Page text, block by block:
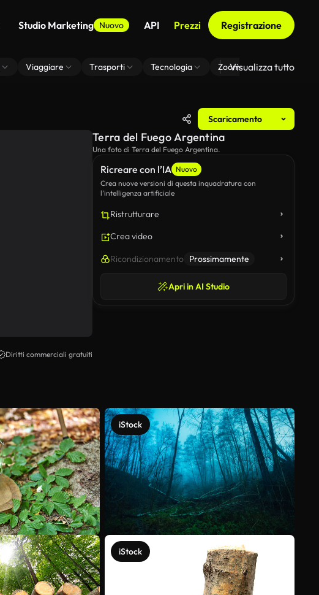
Studio Marketing Nuovo API Prezzi Registrazione
Viaggiare Trasporti Tecnologia Zoom Di Sfondo Virtuale
Visualizza tutto
Scaricamento
Diritti commerciali gratuiti
Ricreare con l’IA Nuovo
Crea nuove versioni di questa inquadratura con
l’intelligenza artificiale
Ristrutturare
Crea video
Ricondizionamento Prossimamente
Apri in AI Studio
Terra del Fuego Argentina
Una foto di Terra del Fuego Argentina.
iStock
iStock